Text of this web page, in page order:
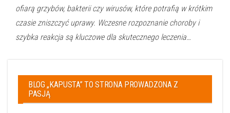
ofiarą grzybów, bakterii czy wirusów, które potrafią w krótkim
czasie zniszczyć uprawy. Wczesne rozpoznanie choroby i
szybka reakcja są kluczowe dla skutecznego leczenia…
BLOG „KAPUSTA” TO STRONA PROWADZONA Z
PASJĄ